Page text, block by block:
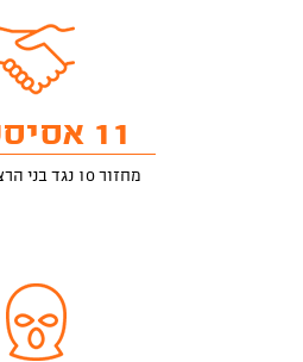
11 אסיסטים
מחזור 10 נגד בני הרצליה בחוץ